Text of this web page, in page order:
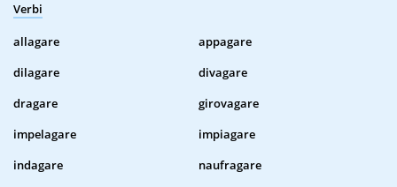
Verbi
allagare
appagare
dilagare
divagare
dragare
girovagare
impelagare
impiagare
indagare
naufragare